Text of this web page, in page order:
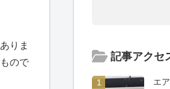
りま
ので
記事アクセ
1
エ